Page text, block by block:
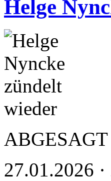
Helge
27.01.2026